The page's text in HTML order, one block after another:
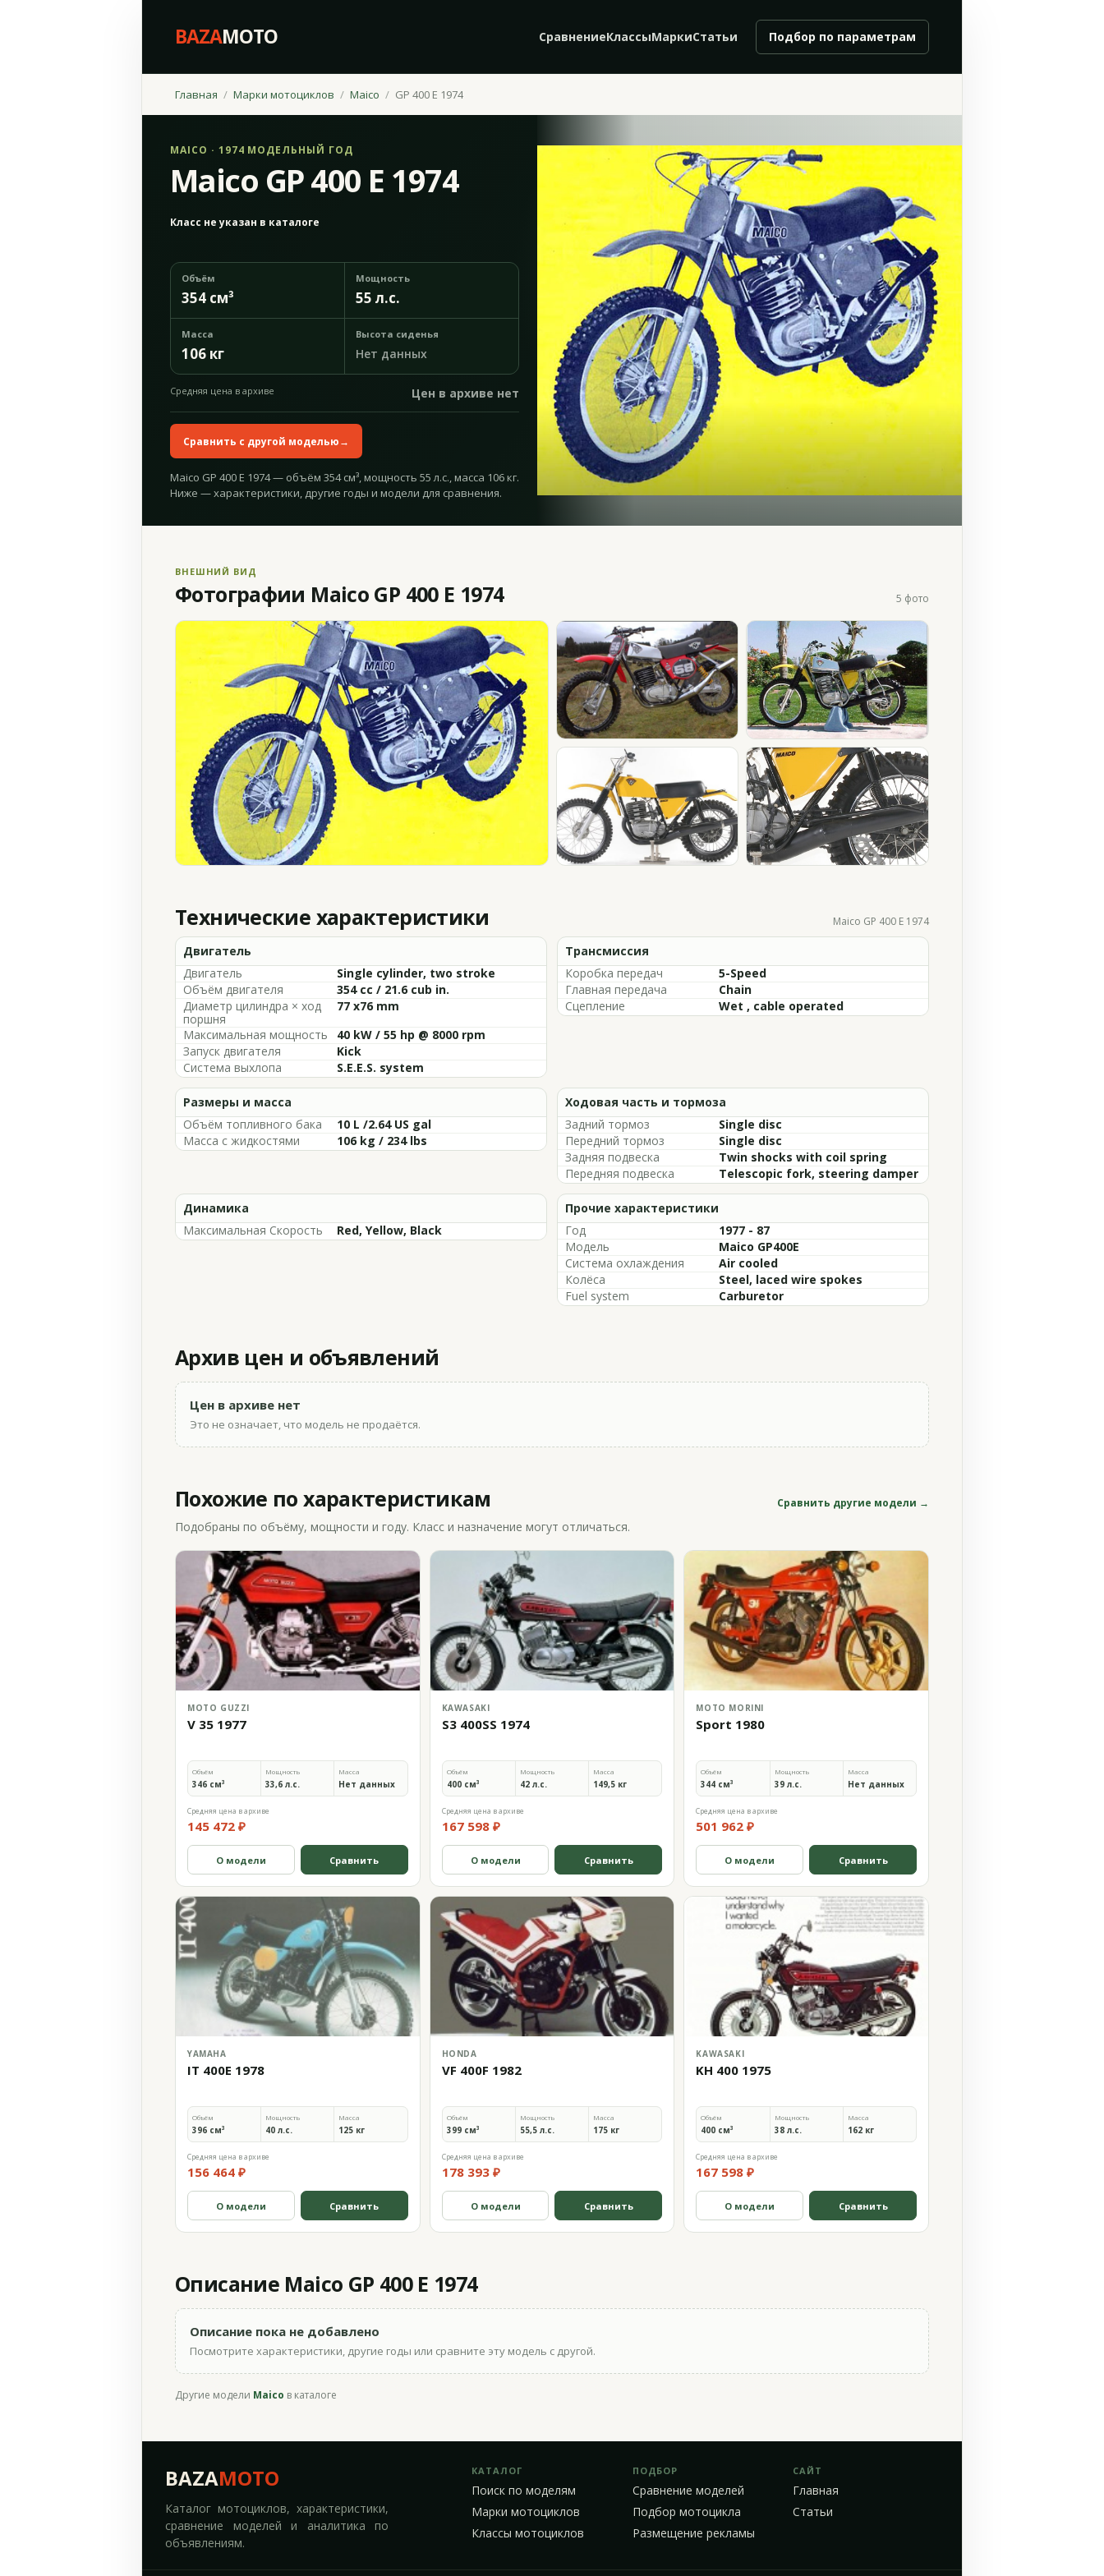
BAZAMOTO СравнениеКлассыМаркиСтатьи Подбор по параметрам
Главная Марки мотоциклов Maico GP 400 E 1974
MAICO · 1974 МОДЕЛЬНЫЙ ГОД
Maico GP 400 E 1974
Класс не указан в каталоге
Объём
354 см³
Мощность
55 л.с.
Масса
106 кг
Высота сиденья
Нет данных
Средняя цена в архиве Цен в архиве нет
Сравнить с другой моделью→
Maico GP 400 E 1974 — объём 354 см³, мощность 55 л.с., масса 106 кг.
Ниже — характеристики, другие годы и модели для сравнения.
ВНЕШНИЙ ВИД
Фотографии Maico GP 400 E 1974 5 фото
Технические характеристики Maico GP 400 E 1974
Двигатель
Двигатель
Single cylinder, two stroke
Объём двигателя
354 cc / 21.6 cub in.
Диаметр цилиндра × ход
поршня
77 x76 mm
Максимальная мощность
40 kW / 55 hp @ 8000 rpm
Запуск двигателя
Kick
Система выхлопа
S.E.E.S. system
Трансмиссия
Коробка передач
5-Speed
Главная передача
Chain
Сцепление
Wet , cable operated
Размеры и масса
Объём топливного бака
10 L /2.64 US gal
Масса с жидкостями
106 kg / 234 lbs
Ходовая часть и тормоза
Задний тормоз
Single disc
Передний тормоз
Single disc
Задняя подвеска
Twin shocks with coil spring
Передняя подвеска
Telescopic fork, steering damper
Динамика
Максимальная Скорость
Red, Yellow, Black
Прочие характеристики
Год
1977 - 87
Модель
Maico GP400E
Система охлаждения
Air cooled
Колёса
Steel, laced wire spokes
Fuel system
Carburetor
Архив цен и объявлений
Цен в архиве нет
Это не означает, что модель не продаётся.
Похожие по характеристикам Сравнить другие модели →
Подобраны по объёму, мощности и году. Класс и назначение могут отличаться.
MOTO GUZZI
V 35 1977
Объём
346 см³
Мощность
33,6 л.с.
Масса
Нет данных
Средняя цена в архиве
145 472 ₽
О модели Сравнить
KAWASAKI
S3 400SS 1974
Объём
400 см³
Мощность
42 л.с.
Масса
149,5 кг
Средняя цена в архиве
167 598 ₽
О модели Сравнить
MOTO MORINI
Sport 1980
Объём
344 см³
Мощность
39 л.с.
Масса
Нет данных
Средняя цена в архиве
501 962 ₽
О модели Сравнить
YAMAHA
IT 400E 1978
Объём
396 см³
Мощность
40 л.с.
Масса
125 кг
Средняя цена в архиве
156 464 ₽
О модели Сравнить
HONDA
VF 400F 1982
Объём
399 см³
Мощность
55,5 л.с.
Масса
175 кг
Средняя цена в архиве
178 393 ₽
О модели Сравнить
KAWASAKI
KH 400 1975
Объём
400 см³
Мощность
38 л.с.
Масса
162 кг
Средняя цена в архиве
167 598 ₽
О модели Сравнить
Описание Maico GP 400 E 1974
Описание пока не добавлено
Посмотрите характеристики, другие годы или сравните эту модель с другой.
Другие модели Maico в каталоге
BAZAMOTO
Каталог мотоциклов, характеристики,
сравнение моделей и аналитика по
объявлениям.
КАТАЛОГ
Поиск по моделям
Марки мотоциклов
Классы мотоциклов
ПОДБОР
Сравнение моделей
Подбор мотоцикла
Размещение рекламы
САЙТ
Главная
Статьи